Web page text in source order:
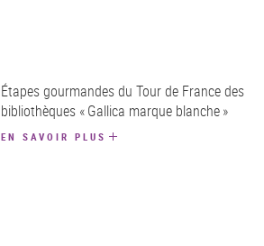
Étapes gourmandes du Tour de France des
bibliothèques « Gallica marque blanche »
EN SAVOIR PLUS